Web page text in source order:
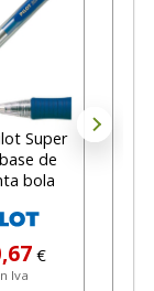
Super
de
bola
€
Iva